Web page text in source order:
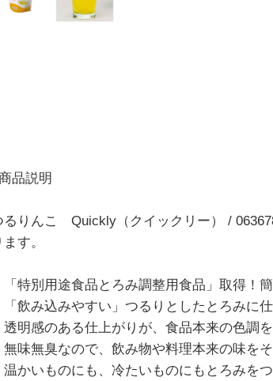
品説明
るりんこ Quickly（クイックリー） /
ます。
「特別用途食品とろみ調整用食品」取得！
「飲み込みやすい」つるりとしたとろみに仕
透明感のある仕上がりが、食品本来の色調を
無味無臭なので、飲み物や料理本来の味を
温かいものにも、冷たいものにもとろみを